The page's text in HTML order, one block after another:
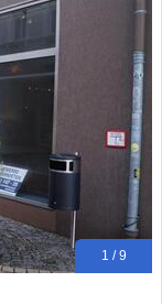
1 / 9